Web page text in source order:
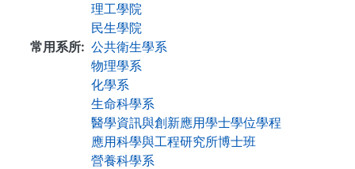
理工學院
民生學院
常用系所
公共衛生學系
物理學系
化學系
生命科學系
醫學資訊與創新應用學士學位學程
應用科學與工程研究所博士班
營養科學系